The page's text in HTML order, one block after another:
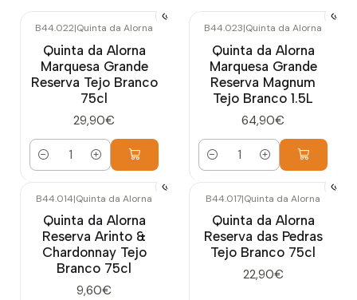
B44.022|Quinta da Alorna
Quinta da Alorna
Marquesa Grande
Reserva Tejo Branco
75cl
29,90€
Cantidad
B44.023|Quinta da Alorna
Quinta da Alorna
Marquesa Grande
Reserva Magnum
Tejo Branco 1.5L
64,90€
Cantidad
B44.014|Quinta da Alorna
Quinta da Alorna
Reserva Arinto &
Chardonnay Tejo
Branco 75cl
9,60€
B44.017|Quinta da Alorna
Quinta da Alorna
Reserva das Pedras
Tejo Branco 75cl
22,90€